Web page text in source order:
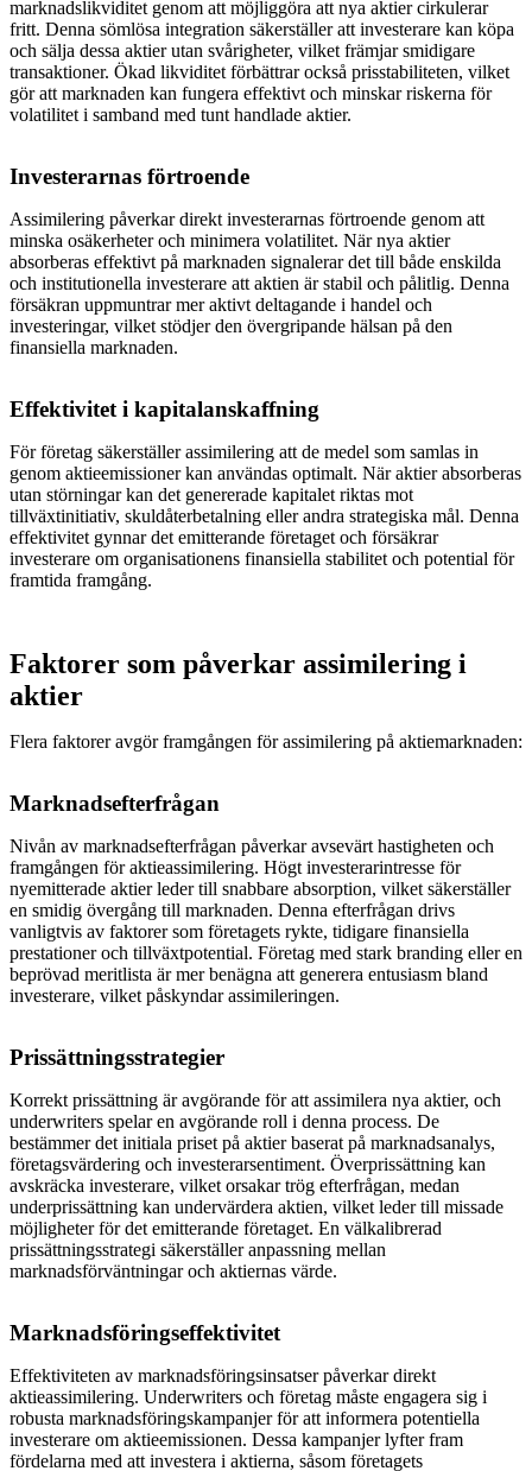
marknadslikviditet genom att möjliggöra att nya aktier cirkulerar
fritt. Denna sömlösa integration säkerställer att investerare kan köpa
och sälja dessa aktier utan svårigheter, vilket främjar smidigare
transaktioner. Ökad likviditet förbättrar också prisstabiliteten, vilket
gör att marknaden kan fungera effektivt och minskar riskerna för
volatilitet i samband med tunt handlade aktier.
Investerarnas förtroende
Assimilering påverkar direkt investerarnas förtroende genom att
minska osäkerheter och minimera volatilitet. När nya aktier
absorberas effektivt på marknaden signalerar det till både enskilda
och institutionella investerare att aktien är stabil och pålitlig. Denna
försäkran uppmuntrar mer aktivt deltagande i handel och
investeringar, vilket stödjer den övergripande hälsan på den
finansiella marknaden.
Effektivitet i kapitalanskaffning
För företag säkerställer assimilering att de medel som samlas in
genom aktieemissioner kan användas optimalt. När aktier absorberas
utan störningar kan det genererade kapitalet riktas mot
tillväxtinitiativ, skuldåterbetalning eller andra strategiska mål. Denna
effektivitet gynnar det emitterande företaget och försäkrar
investerare om organisationens finansiella stabilitet och potential för
framtida framgång.
Faktorer som påverkar assimilering i
aktier
Flera faktorer avgör framgången för assimilering på aktiemarknaden:
Marknadsefterfrågan
Nivån av marknadsefterfrågan påverkar avsevärt hastigheten och
framgången för aktieassimilering. Högt investerarintresse för
nyemitterade aktier leder till snabbare absorption, vilket säkerställer
en smidig övergång till marknaden. Denna efterfrågan drivs
vanligtvis av faktorer som företagets rykte, tidigare finansiella
prestationer och tillväxtpotential. Företag med stark branding eller en
beprövad meritlista är mer benägna att generera entusiasm bland
investerare, vilket påskyndar assimileringen.
Prissättningsstrategier
Korrekt prissättning är avgörande för att assimilera nya aktier, och
underwriters spelar en avgörande roll i denna process. De
bestämmer det initiala priset på aktier baserat på marknadsanalys,
företagsvärdering och investerarsentiment. Överprissättning kan
avskräcka investerare, vilket orsakar trög efterfrågan, medan
underprissättning kan undervärdera aktien, vilket leder till missade
möjligheter för det emitterande företaget. En välkalibrerad
prissättningsstrategi säkerställer anpassning mellan
marknadsförväntningar och aktiernas värde.
Marknadsföringseffektivitet
Effektiviteten av marknadsföringsinsatser påverkar direkt
aktieassimilering. Underwriters och företag måste engagera sig i
robusta marknadsföringskampanjer för att informera potentiella
investerare om aktieemissionen. Dessa kampanjer lyfter fram
fördelarna med att investera i aktierna, såsom företagets